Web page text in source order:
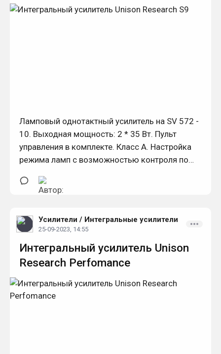
Ламповый однотактный усилитель на SV 572 -
10. Выходная мощность: 2 * 35 Вт. Пульт
управления в комплекте. Класс А. Настройка
режима ламп с возможностью контроля по
Усилители / Интегральные усилители
25-09-2023, 14:55
Интегральный усилитель Unison
Research Perfomance